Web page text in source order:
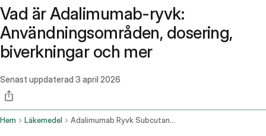
Vad är Adalimumab-ryvk:
Användningsområden, dosering,
biverkningar och mer
Senast uppdaterad 3 april 2026
Hem Läkemedel Adalimumab Ryvk Subcutaneous Route